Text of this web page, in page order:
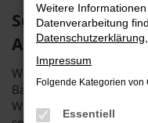
Seat Leon in
Autohaus Brenk
Wenn Sie einen Seat
Baden unterwegs zu
Wir bieten Ihnen dieses
Weitere
Datenverarbeitung
Datenschutzerklärung
Impressum
Folgende Kategorien
Essentiell